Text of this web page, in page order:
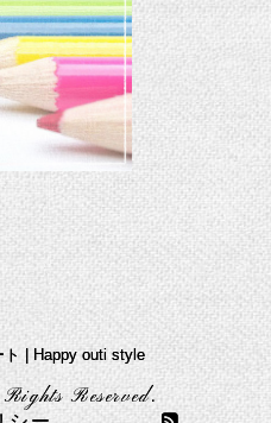
ト | Happy outi style
Reserved.